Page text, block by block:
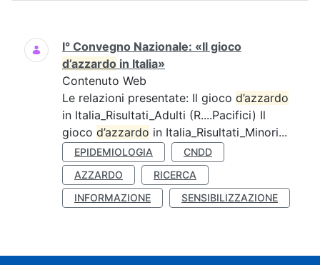
Ricerca
I° Convegno Nazionale: «Il gioco
d’azzardo in Italia»
Contenuto Web
Le relazioni presentate: Il gioco d’azzardo
in Italia_Risultati_Adulti (R....Pacifici) Il
gioco d’azzardo in Italia_Risultati_Minori...
EPIDEMIOLOGIA
CNDD
AZZARDO
RICERCA
INFORMAZIONE
SENSIBILIZZAZIONE